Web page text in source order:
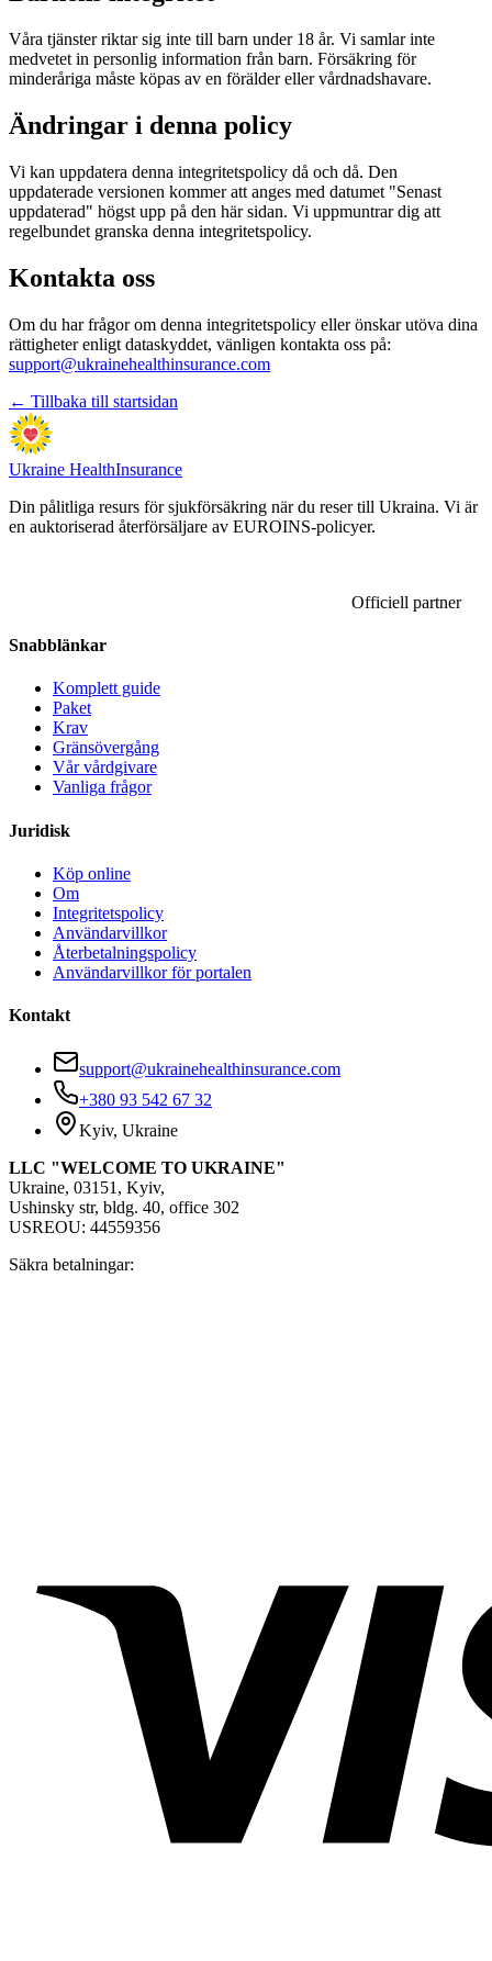
Våra tjänster riktar sig inte till barn under 18 år. Vi samlar inte
medvetet in personlig information från barn. Försäkring för
minderåriga måste köpas av en förälder eller vårdnadshavare.
Ändringar i denna policy
Vi kan uppdatera denna integritetspolicy då och då. Den
uppdaterade versionen kommer att anges med datumet "Senast
uppdaterad" högst upp på den här sidan. Vi uppmuntrar dig att
regelbundet granska denna integritetspolicy.
Kontakta oss
Om du har frågor om denna integritetspolicy eller önskar utöva dina
rättigheter enligt dataskyddet, vänligen kontakta oss på:
support@ukrainehealthinsurance.com
← Tillbaka till startsidan
Ukraine HealthInsurance
Din pålitliga resurs för sjukförsäkring när du reser till Ukraina. Vi är
en auktoriserad återförsäljare av EUROINS-policyer.
Officiell partner
Snabblänkar
Komplett guide
Paket
Krav
Gränsövergång
Vår vårdgivare
Vanliga frågor
Juridisk
Köp online
Om
Integritetspolicy
Användarvillkor
Återbetalningspolicy
Användarvillkor för portalen
Kontakt
support@ukrainehealthinsurance.com
+380 93 542 67 32
Kyiv, Ukraine
LLC "WELCOME TO UKRAINE"
Ukraine, 03151, Kyiv,
Ushinsky str, bldg. 40, office 302
USREOU: 44559356
Säkra betalningar: